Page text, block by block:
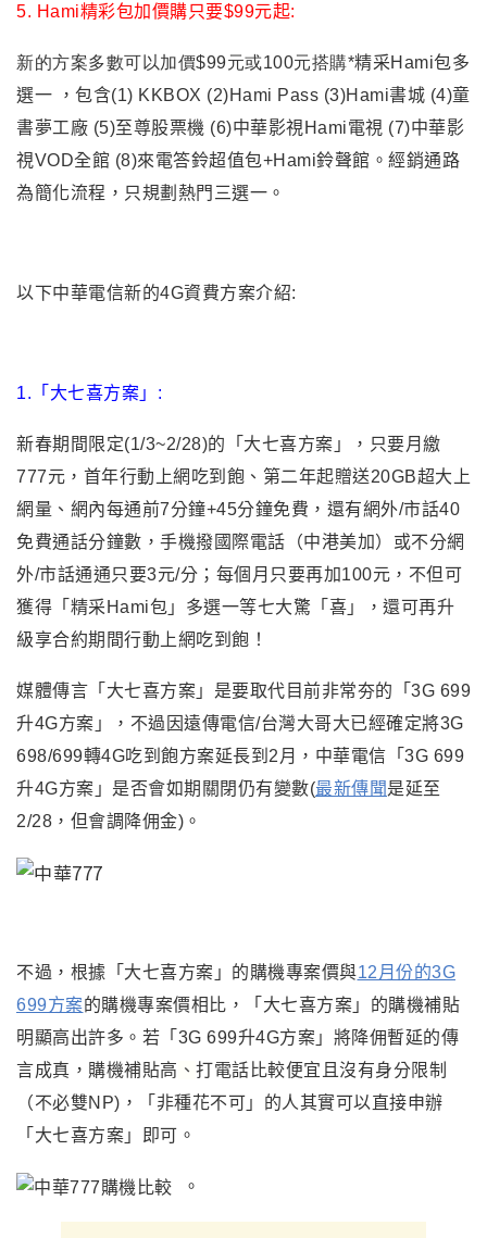
5. Hami精彩包加價購只要$99元起:
新的方案多數可以加價$99元或100元搭購*精采Hami包多
選一 ，包含(1) KKBOX (2)Hami Pass (3)Hami書城 (4)童
書夢工廠 (5)至尊股票機 (6)中華影視Hami電視 (7)中華影
視VOD全館 (8)來電答鈴超值包+Hami鈴聲館。經銷通路
為簡化流程，只規劃熱門三選一。
以下中華電信新的4G資費方案介紹:
1.「大七喜方案」:
新春期間限定(1/3~2/28)的「大七喜方案」，只要月繳
777元，首年行動上網吃到飽、第二年起贈送20GB超大上
網量、網內每通前7分鐘+45分鐘免費，還有網外/市話40
免費通話分鐘數，手機撥國際電話（中港美加）或不分網
外/市話通通只要3元/分；每個月只要再加100元，不但可
獲得 「精采Hami包」多選一等七大驚「喜」，還可再升
級享合約期間行動上網吃到飽！
媒體傳言 「大七喜方案」是要取代目前非常夯的「3G 699
升4G方案」，不過因遠傳電信/台灣大哥大已經確定將3G
698/699轉4G吃到飽方案延長到2月，中華電信「3G 699
升4G方案」是否會如期關閉仍有變數(最新傳聞是延至
2/28，但會調降佣金)。
不過，根據「大七喜方案」的購機專案價與12月份的3G
699方案的購機專案價相比，「大七喜方案」的購機補貼
明顯高出許多。若「3G 699升4G方案」將降佣暫延的傳
言成真，購機補貼高 、打電話比較便宜且沒有身分限制
（不必雙NP)，「非種花不可」的人其實可以直接申辦
「大七喜方案」即可。
。